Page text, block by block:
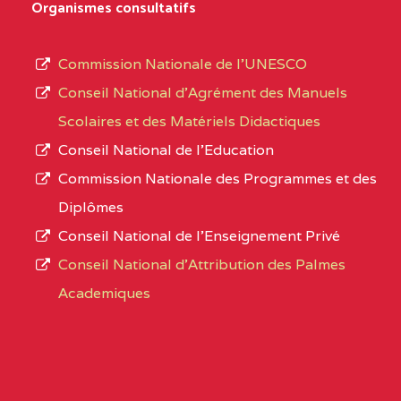
BAPTIST COMPREHENSIVE COLLEGE (
BAMENDA(1)
NORD-
OUEST
BAPTIST
COMPREHENSIVE
BAMENDA
BAPTIST COMPREHENSIVE COLLEGE
type
L’offre
d’éducation
de
Organismes consultatifs
Commission Nationale de l’UNESCO
Conseil National d’Agrément des Manuels
Scolaires et des Matériels Didactiques
Conseil National de l’Education
Commission Nationale des Programmes et des
Diplômes
Conseil National de l’Enseignement Privé
Conseil National d'Attribution des Palmes
Academiques